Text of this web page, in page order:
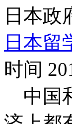
日本政
日本留
时间
中国